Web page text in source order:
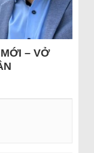
– VỞ